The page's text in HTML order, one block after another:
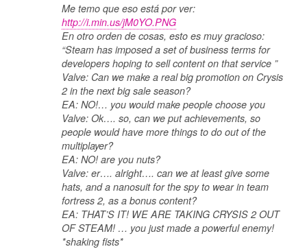
Me temo que eso está por ver:
http://i.min.us/jM0YO.PNG
En otro orden de cosas, esto es muy gracioso:
“Steam has imposed a set of business terms for
developers hoping to sell content on that service ”
Valve: Can we make a real big promotion on Crysis
2 in the next big sale season?
EA: NO!… you would make people choose you
Valve: Ok…. so, can we put achievements, so
people would have more things to do out of the
multiplayer?
EA: NO! are you nuts?
Valve: er…. alright…. can we at least give some
hats, and a nanosuit for the spy to wear in team
fortress 2, as a bonus content?
EA: THAT’S IT! WE ARE TAKING CRYSIS 2 OUT
OF STEAM! … you just made a powerful enemy!
*shaking fists*